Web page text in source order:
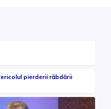
pierderii răbdării